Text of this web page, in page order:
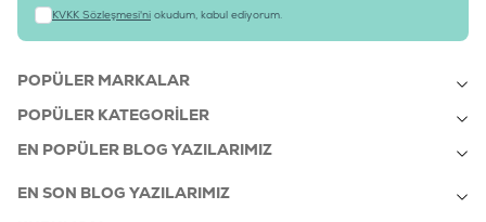
KVKK Sözleşmesi'ni okudum, kabul ediyorum.
POPÜLER MARKALAR
POPÜLER KATEGORILER
EN POPÜLER BLOG YAZILARIMIZ
EN SON BLOG YAZILARIMIZ